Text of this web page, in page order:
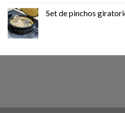
Set de pinchos